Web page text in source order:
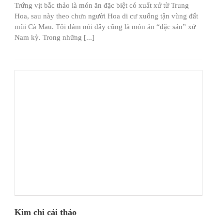
Trứng vịt bắc thảo là món ăn đặc biệt có xuất xứ từ Trung
Hoa, sau này theo chưn người Hoa di cư xuống tận vùng đất
mũi Cà Mau. Tôi dám nói đây cũng là món ăn “đặc sản” xứ
Nam kỳ. Trong những [...]
Kim chi cải thảo